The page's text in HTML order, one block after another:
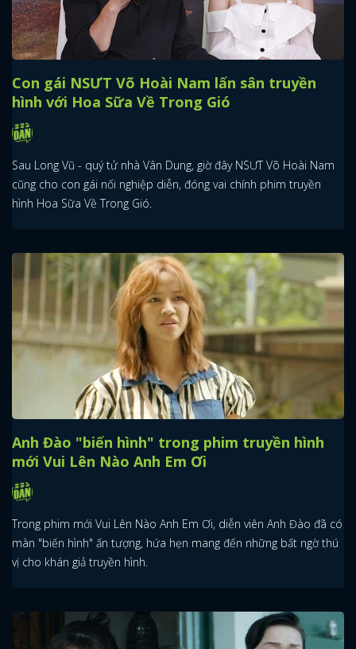
Con gái NSƯT Võ Hoài Nam lấn sân truyền
hình với Hoa Sữa Về Trong Gió
Sau Long Vũ - quý tử nhà Vân Dung, giờ đây NSƯT Võ Hoài Nam
cũng cho con gái nối nghiệp diễn, đóng vai chính phim truyền
hình Hoa Sữa Về Trong Gió.
Anh Đào "biến hình" trong phim truyền hình
mới Vui Lên Nào Anh Em Ơi
Trong phim mới Vui Lên Nào Anh Em Ơi, diễn viên Anh Đào đã có
màn "biến hình" ấn tượng, hứa hẹn mang đến những bất ngờ thú
vị cho khán giả truyền hình.